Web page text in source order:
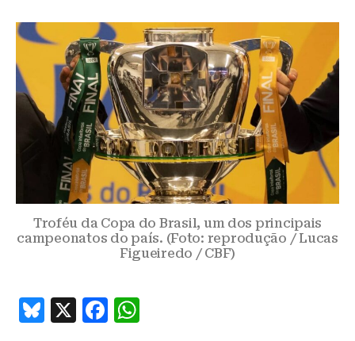
Troféu da Copa do Brasil, um dos principais
campeonatos do país. (Foto: reprodução / Lucas
Figueiredo / CBF)
B
X
F